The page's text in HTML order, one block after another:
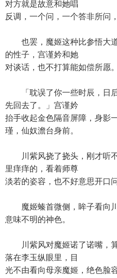
对方就是故意和她唱
反调，一个问，一个答非所问
也罢，魔姬这种比参悟大道
的性子，宫谨妗和她
对谈话，也不打算能如偿所愿。
「耽误了你一些时辰，日后
先回去了。」宫谨妗
抬手收起金色隔音屏障，身影
瑾，仙奴澹台身前。
川紫风挠了挠头，刚才听不
里痒痒的，看着师尊
淡若的姿容，也不好意思开口问
魔姬螓首微侧，眸子看向川
意味不明的神色。
川紫风对魔姬诺了诺嘴，算
落在李玉纵眼里，目
光不由看向母亲魔姬，绝色脸